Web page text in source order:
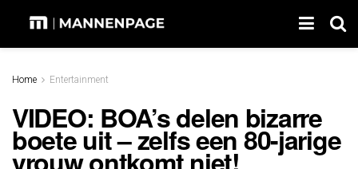
Home Entertainment
VIDEO: BOA’s delen bizarre
boete uit – zelfs een 80-jarige
vrouw ontkomt niet!